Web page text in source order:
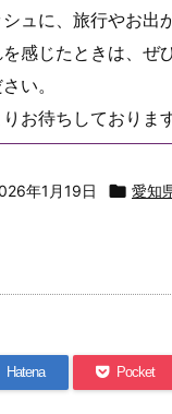
ュに、旅行やお出
感じたときは、ぜ
い。
お待ちしております
年1月19日  愛知
Hatena Pocket